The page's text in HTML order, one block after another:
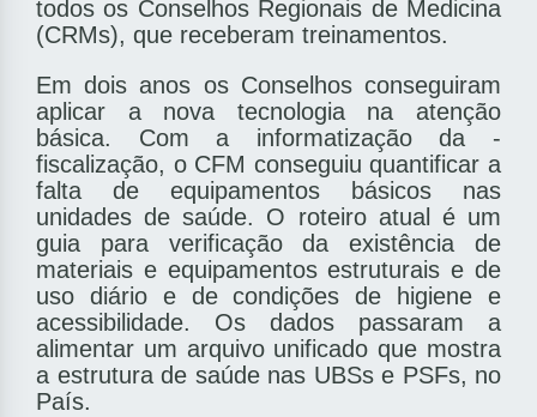
todos os Conselhos Regionais de Medicina
(CRMs), que receberam treinamentos.
Em dois anos os Conselhos conseguiram
aplicar a nova tecnologia na atenção
básica. Com a informatização da ­
fiscalização, o CFM conseguiu quanti­ficar a
falta de equipamentos básicos nas
unidades de saúde. O roteiro atual é um
guia para veri­ficação da existência de
materiais e equipamentos estruturais e de
uso diário e de condições de higiene e
acessibilidade. Os dados passaram a
alimentar um arquivo uni­ficado que mostra
a estrutura de saúde nas UBSs e PSFs, no
País.